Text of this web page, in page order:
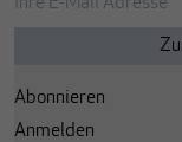
Abonnieren
Anmelden